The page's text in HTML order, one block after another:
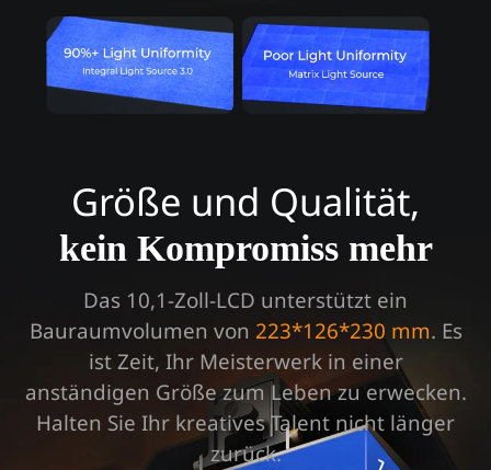
Größe und Qualität,
kein Kompromiss mehr
Das 10,1-Zoll-LCD unterstützt ein
Bauraumvolumen von 223*126*230 mm. Es
ist Zeit, Ihr Meisterwerk in einer
anständigen Größe zum Leben zu erwecken.
Halten Sie Ihr kreatives Talent nicht länger
zurück.